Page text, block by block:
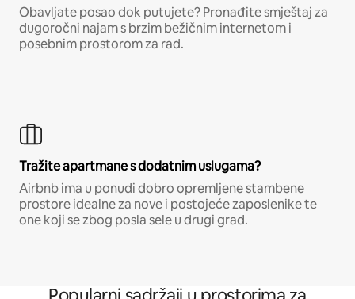
Obavljate posao dok putujete? Pronađite smještaj za
dugoročni najam s brzim bežičnim internetom i
posebnim prostorom za rad.
Tražite apartmane s dodatnim uslugama?
Airbnb ima u ponudi dobro opremljene stambene
prostore idealne za nove i postojeće zaposlenike te
one koji se zbog posla sele u drugi grad.